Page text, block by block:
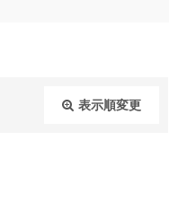
表示順変更